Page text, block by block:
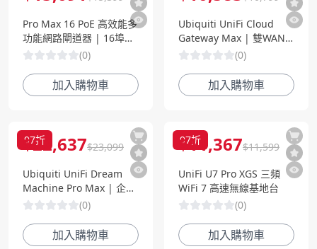
Pro Max 16 PoE 高效能多
功能網路閘道器 | 16埠
PoE 交換機 | 企業級安全
(0)
加入購物車
Ubiquiti UniFi Cloud
Gateway Max | 雙WAN
企業級安全閘道器 | 10G
平台
(0)
加入購物車
97折
$22,637$23,099
Ubiquiti UniFi Dream
Machine Pro Max | 企業
級網路安全閘道器 | 10G
管解決方案
(0)
加入購物車
97折
$11,367$11,599
UniFi U7 Pro XGS 三頻
WiFi 7 高速無線基地台
(0)
加入購物車